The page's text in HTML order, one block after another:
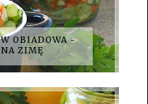
OBIADOWA -
ZIMĘ